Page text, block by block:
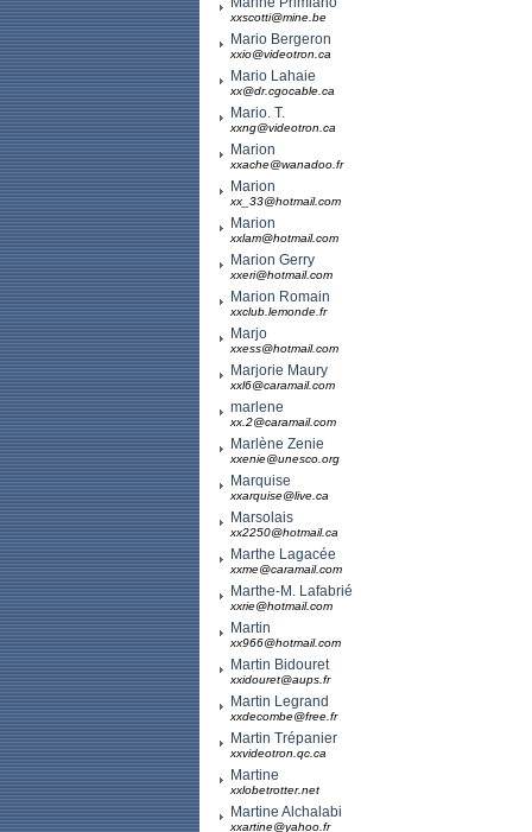
xxscotti@mine.be
Mario Bergeron
xxio@videotron.ca
Mario Lahaie
xx@dr.cgocable.ca
Mario. T.
xxng@videotron.ca
Marion
xxache@wanadoo.fr
Marion
xx_33@hotmail.com
Marion
xxlam@hotmail.com
Marion Gerry
xxeri@hotmail.com
Marion Romain
xxclub.lemonde.fr
Marjo
xxess@hotmail.com
Marjorie Maury
xxl6@caramail.com
marlene
xx.2@caramail.com
Marlène Zenie
xxenie@unesco.org
Marquise
xxarquise@live.ca
Marsolais
xx2250@hotmail.ca
Marthe Lagacée
xxme@caramail.com
Marthe-M. Lafabrié
xxrie@hotmail.com
Martin
xx966@hotmail.com
Martin Bidouret
xxidouret@aups.fr
Martin Legrand
xxdecombe@free.fr
Martin Trépanier
xxvideotron.qc.ca
Martine
xxlobetrotter.net
Martine Alchalabi
xxartine@yahoo.fr